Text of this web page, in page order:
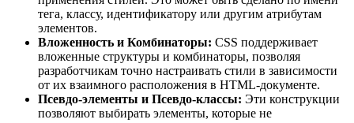
тега, классу, идентификатору или другим атрибутам
элементов.
Вложенность и Комбинаторы: CSS поддерживает
вложенные структуры и комбинаторы, позволяя
разработчикам точно настраивать стили в зависимости
от их взаимного расположения в HTML-документе.
Псевдо-элементы и Псевдо-классы: Эти конструкции
позволяют выбирать элементы, которые не